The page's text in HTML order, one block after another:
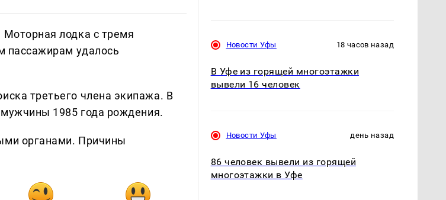
лодка с тремя
пассажирам удалось
третьего члена экипажа. В
мужчины 1985 года рождения.
органами. Причины
Новости Уфы 18 часов назад
В Уфе из горящей многоэтажки
вывели 16 человек
Новости Уфы день назад
86 человек вывели из горящей
многоэтажки в Уфе